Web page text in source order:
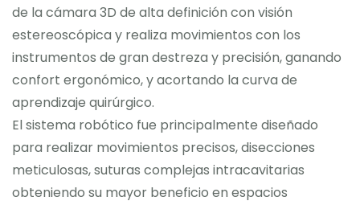
de la cámara 3D de alta definición con visión
estereoscópica y realiza movimientos con los
instrumentos de gran destreza y precisión, ganando
confort ergonómico, y acortando la curva de
aprendizaje quirúrgico.
El sistema robótico fue principalmente diseñado
para realizar movimientos precisos, disecciones
meticulosas, suturas complejas intracavitarias
obteniendo su mayor beneficio en espacios